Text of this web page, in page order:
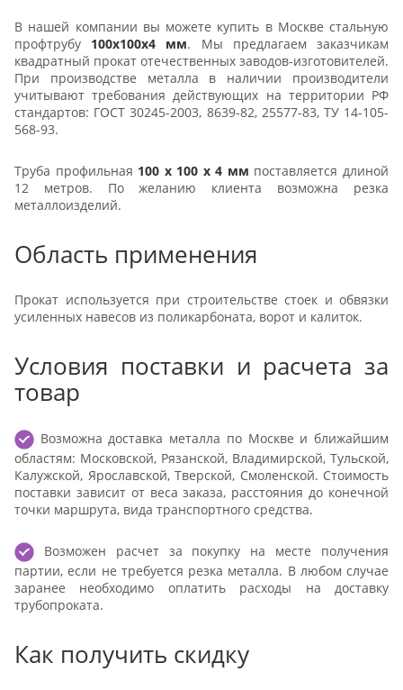
В нашей компании вы можете купить в Москве стальную
профтрубу 100х100х4 мм. Мы предлагаем заказчикам
квадратный прокат отечественных заводов-изготовителей.
При производстве металла в наличии производители
учитывают требования действующих на территории РФ
стандартов: ГОСТ 30245-2003, 8639-82, 25577-83, ТУ 14-105-
568-93.
Труба профильная 100 х 100 х 4 мм поставляется длиной
12 метров. По желанию клиента возможна резка
металлоизделий.
Область применения
Прокат используется при строительстве стоек и обвязки
усиленных навесов из поликарбоната, ворот и калиток.
Условия поставки и расчета за
товар
Возможна доставка металла по Москве и ближайшим
областям: Московской, Рязанской, Владимирской, Тульской,
Калужской, Ярославской, Тверской, Смоленской. Стоимость
поставки зависит от веса заказа, расстояния до конечной
точки маршрута, вида транспортного средства.
Возможен расчет за покупку на месте получения
партии, если не требуется резка металла. В любом случае
заранее необходимо оплатить расходы на доставку
трубопроката.
Как получить скидку